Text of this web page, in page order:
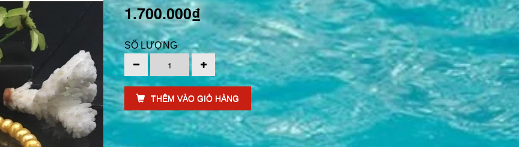
1.700.000₫
SỐ LƯỢNG
THÊM VÀO GIỎ HÀNG